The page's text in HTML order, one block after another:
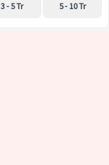
3 - 5 Tr 5 - 10 Tr